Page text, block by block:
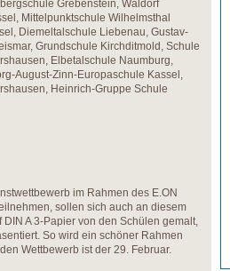
Grebenstein, Waldorf
Mittelpunktschule Wilhelmsthal
Diemeltalschule Liebenau, Gustav-
Grundschule Kirchditmold, Schule
Elbetalschule Naumburg,
August-Zinn-Europaschule Kassel,
Heinrich-Gruppe Schule
im Rahmen des E.ON
sollen sich auch an diesem
A 3-Papier von den Schülen gemalt,
So wird ein schöner Rahmen
Wettbewerb ist der 29. Februar.